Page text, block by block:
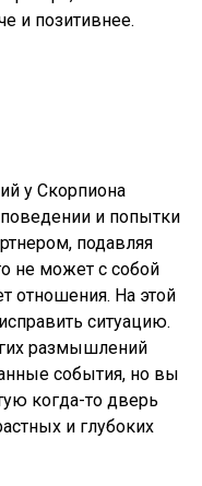
и позитивнее.
у Скорпиона
и попытки
подавляя
не может с собой
отношения. На этой
ситуацию.
размышлений
события, но вы
когда-то дверь
и глубоких